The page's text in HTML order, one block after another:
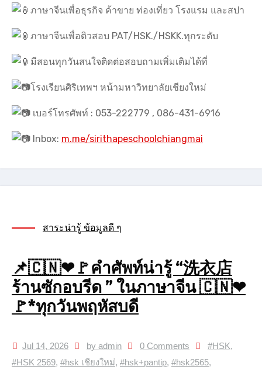
ภาษาจีนเพื่อธุรกิจ ค้าขาย ท่องเที่ยว โรงแรม และสปา
ภาษาจีนเพื่อติวสอบ PAT/HSK./HSKK.ทุกระดับ
มีสอนทุกวันสนใจติดต่อสอบถามเพิ่มเติมได้ที่
โรงเรียนศิริเทพฯ หน้ามหาวิทยาลัยเชียงใหม่
เบอร์โทรศัพท์ : 053-222779 , 086-431-6916
Inbox: m.me/sirithapeschoolchiangmai
สาระน่ารู้ ข้อมูลดี ๆ
📌🇨🇳❤🚩คำศัพท์น่ารู้ “洗衣店
ร้านซักอบรีด ” ในภาษาจีน 🇨🇳❤
🚩*ทุกวันพฤหัสบดี
Jul 14, 2026 by admin 0 Comments #HSK,
#HSK 2569, #hsk เชียงใหม่, #hsk+pantip, #hsk2565,